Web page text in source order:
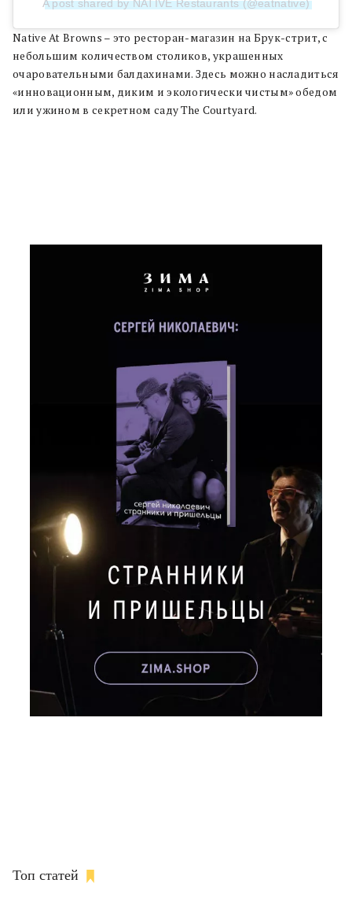
A post shared by NATIVE Restaurants (@eatnative)
Native At Browns – это ресторан-магазин на Брук-стрит, с
небольшим количеством столиков, украшенных
очаровательными балдахинами. Здесь можно насладиться
«инновационным, диким и экологически чистым» обедом
или ужином в секретном саду The Courtyard.
Топ статей